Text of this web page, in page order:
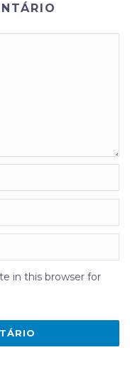
in this browser for